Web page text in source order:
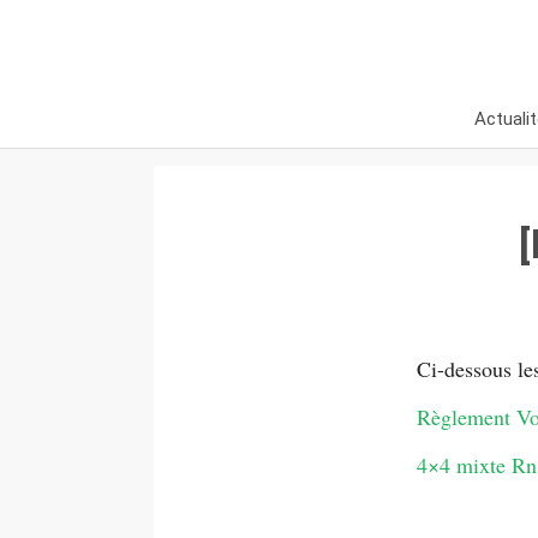
Ci-dessous
Règlement
4×4 mixte